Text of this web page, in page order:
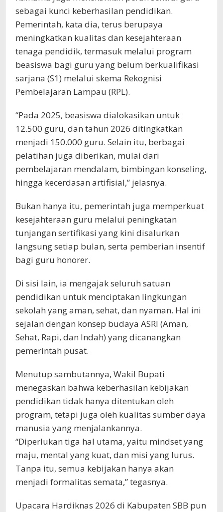
sebagai kunci keberhasilan pendidikan.
Pemerintah, kata dia, terus berupaya
meningkatkan kualitas dan kesejahteraan
tenaga pendidik, termasuk melalui program
beasiswa bagi guru yang belum berkualifikasi
sarjana (S1) melalui skema Rekognisi
Pembelajaran Lampau (RPL).
“Pada 2025, beasiswa dialokasikan untuk
12.500 guru, dan tahun 2026 ditingkatkan
menjadi 150.000 guru. Selain itu, berbagai
pelatihan juga diberikan, mulai dari
pembelajaran mendalam, bimbingan konseling,
hingga kecerdasan artifisial,” jelasnya.
Bukan hanya itu, pemerintah juga memperkuat
kesejahteraan guru melalui peningkatan
tunjangan sertifikasi yang kini disalurkan
langsung setiap bulan, serta pemberian insentif
bagi guru honorer.
Di sisi lain, ia mengajak seluruh satuan
pendidikan untuk menciptakan lingkungan
sekolah yang aman, sehat, dan nyaman. Hal ini
sejalan dengan konsep budaya ASRI (Aman,
Sehat, Rapi, dan Indah) yang dicanangkan
pemerintah pusat.
Menutup sambutannya, Wakil Bupati
menegaskan bahwa keberhasilan kebijakan
pendidikan tidak hanya ditentukan oleh
program, tetapi juga oleh kualitas sumber daya
manusia yang menjalankannya.
“Diperlukan tiga hal utama, yaitu mindset yang
maju, mental yang kuat, dan misi yang lurus.
Tanpa itu, semua kebijakan hanya akan
menjadi formalitas semata,” tegasnya.
Upacara Hardiknas 2026 di Kabupaten SBB pun